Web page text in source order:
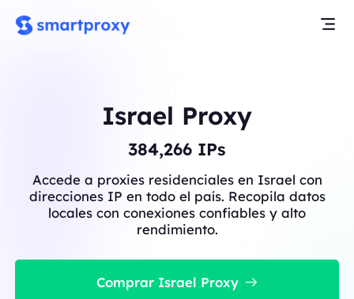
Israel Proxy
384,266 IPs
Accede a proxies residenciales en Israel con
direcciones IP en todo el país. Recopila datos
locales con conexiones confiables y alto
rendimiento.
Comprar Israel Proxy